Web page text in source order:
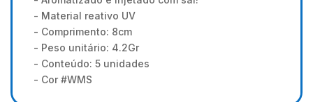
- Material reativo UV
- Comprimento: 8cm
- Peso unitário: 4.2Gr
- Conteúdo: 5 unidades
- Cor #WMS